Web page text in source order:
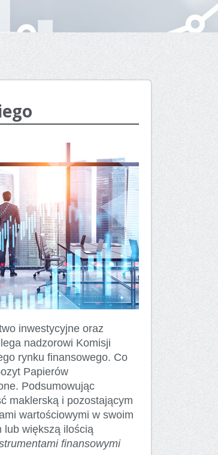
inwestycyjne oraz
nadzorowi Komisji
rynku finansowego. Co
Papierów
Podsumowując
maklerską i pozostającym
wartościowymi w swoim
lub większą ilością
finansowymi